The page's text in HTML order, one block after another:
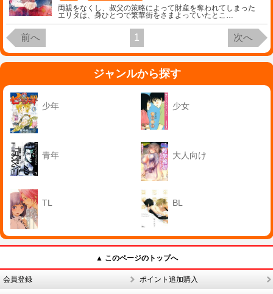
両親をなくし、叔父の策略によって財産を奪われてしまった
エリタは、身ひとつで繁華街をさまよっていたとこ …
前へ 1 次へ
ジャンルから探す
少年 少女
青年 大人向け
TL BL
▲ このページのトップへ
会員登録 ポイント追加購入